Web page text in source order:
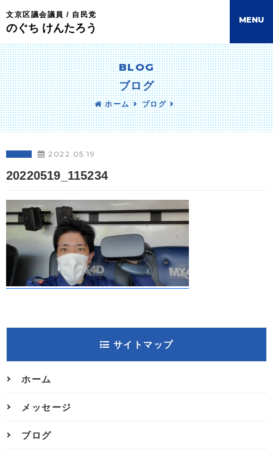
文京区議会議員 / 自民党
のぐち けんたろう
MENU
BLOG
ブログ
ホーム ブログ
2022.05.19
20220519_115234
サイトマップ
ホーム
メッセージ
ブログ